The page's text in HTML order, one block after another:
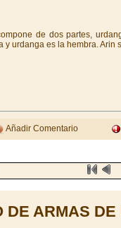
de dos partes,
urdanga es la hembra. Arin
Añadir Comentario
DE ARMAS